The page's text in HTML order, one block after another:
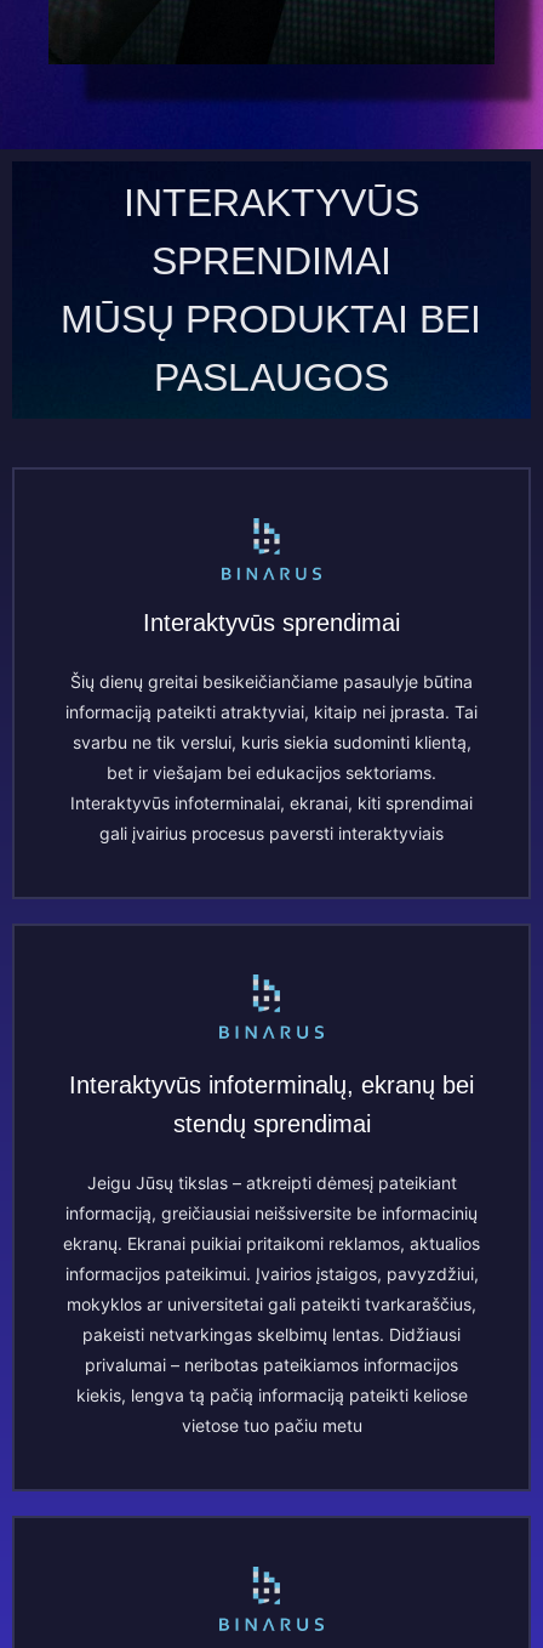
INTERAKTYVŪS
SPRENDIMAI
MŪSŲ PRODUKTAI BEI
PASLAUGOS
Interaktyvūs sprendimai
Šių dienų greitai besikeičiančiame pasaulyje būtina
informaciją pateikti atraktyviai, kitaip nei įprasta. Tai
svarbu ne tik verslui, kuris siekia sudominti klientą,
bet ir viešajam bei edukacijos sektoriams.
Interaktyvūs infoterminalai, ekranai, kiti sprendimai
gali įvairius procesus paversti interaktyviais
Interaktyvūs infoterminalų, ekranų bei
stendų sprendimai
Jeigu Jūsų tikslas – atkreipti dėmesį pateikiant
informaciją, greičiausiai neišsiversite be informacinių
ekranų. Ekranai puikiai pritaikomi reklamos, aktualios
informacijos pateikimui. Įvairios įstaigos, pavyzdžiui,
mokyklos ar universitetai gali pateikti tvarkaraščius,
pakeisti netvarkingas skelbimų lentas. Didžiausi
privalumai – neribotas pateikiamos informacijos
kiekis, lengva tą pačią informaciją pateikti keliose
vietose tuo pačiu metu